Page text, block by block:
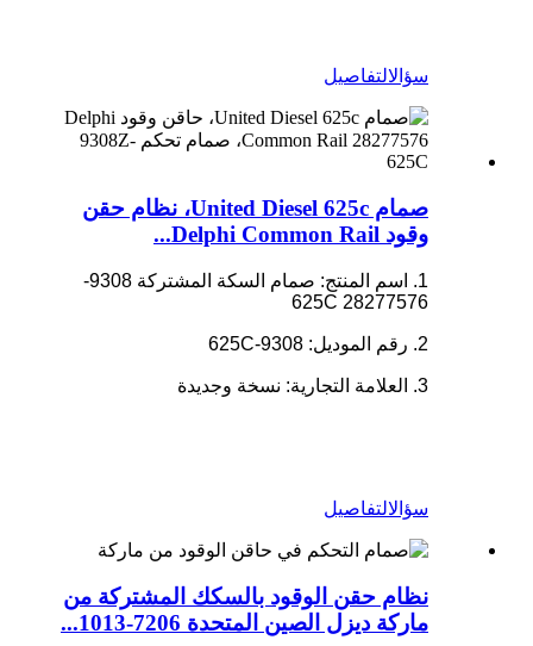
سؤالالتفاصيل
صمام United Diesel 625c، نظام حقن
وقود Delphi Common Rail...
1. اسم المنتج: صمام السكة المشتركة 9308-
625C 28277576
2. رقم الموديل: 9308-625C
3. العلامة التجارية: نسخة وجديدة
سؤالالتفاصيل
نظام حقن الوقود بالسكك المشتركة من
ماركة ديزل الصين المتحدة 7206-1013...